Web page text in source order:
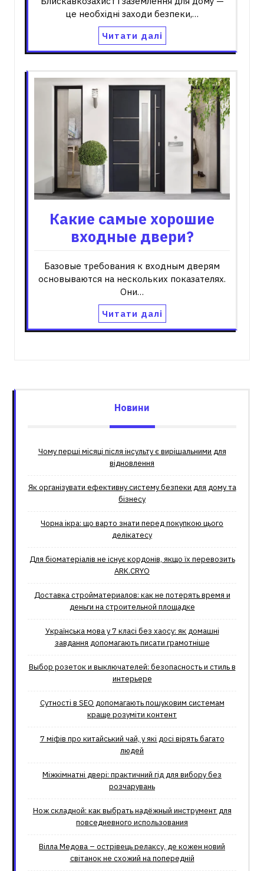
це необхідні заходи безпеки,…
Читати далі
Какие самые хорошие
входные двери?
Базовые требования к входным дверям
основываются на нескольких показателях.
Они…
Читати далі
Новини
Чому перші місяці після інсульту є вирішальними для
відновлення
Як організувати ефективну систему безпеки для дому та
бізнесу
Чорна ікра: що варто знати перед покупкою цього
делікатесу
Для біоматеріалів не існує кордонів, якщо їх перевозить
ARK.CRYO
Доставка стройматериалов: как не потерять время и
деньги на строительной площадке
Українська мова у 7 класі без хаосу: як домашні
завдання допомагають писати грамотніше
Выбор розеток и выключателей: безопасность и стиль в
интерьере
Сутності в SEO допомагають пошуковим системам
краще розуміти контент
7 міфів про китайський чай, у які досі вірять багато
людей
Міжкімнатні двері: практичний гід для вибору без
розчарувань
Нож складной: как выбрать надёжный инструмент для
повседневного использования
Вілла Медова – острівець релаксу, де кожен новий
світанок не схожий на попередній